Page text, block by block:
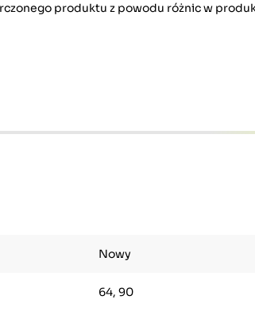
produktu z powodu różnic w
Nowy
64, 90